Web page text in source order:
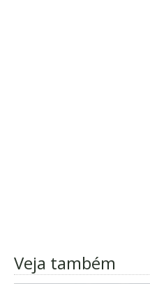
Veja também